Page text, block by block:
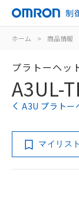
制
ホーム > 商品情報
プラトーヘ
A3UL-
A3U プラト
マイリス